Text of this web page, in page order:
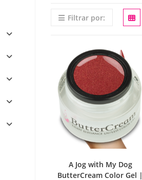
Filtrar por:
A Jog with My Dog
ButterCream Color Gel |